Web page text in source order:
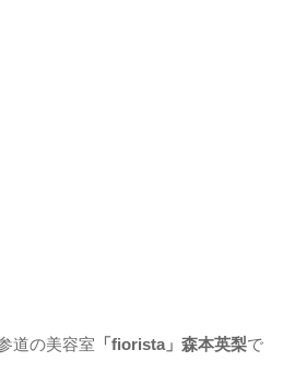
道の美容室 「fiorista」森本英梨で